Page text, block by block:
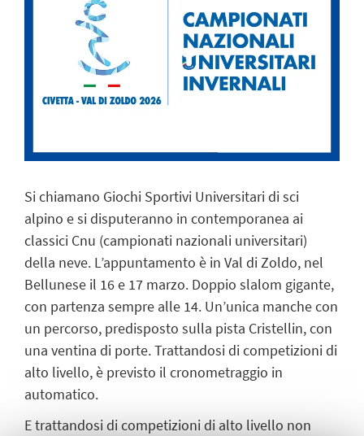
Si chiamano Giochi Sportivi Universitari di sci
alpino e si disputeranno in contemporanea ai
classici Cnu (campionati nazionali universitari)
della neve. L’appuntamento è in Val di Zoldo, nel
Bellunese il 16 e 17 marzo. Doppio slalom gigante,
con partenza sempre alle 14. Un’unica manche con
un percorso, predisposto sulla pista Cristellin, con
una ventina di porte. Trattandosi di competizioni di
alto livello, è previsto il cronometraggio in
automatico.
E trattandosi di competizioni di alto livello non